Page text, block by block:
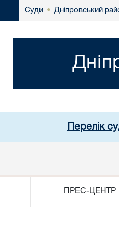
Суди • Дніпровський
Перелік
ПРЕС-ЦЕНТР